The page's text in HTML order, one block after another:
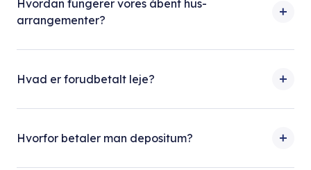
Hvordan fungerer vores åbent hus-
arrangementer?
Hvad er forudbetalt leje?
Hvorfor betaler man depositum?